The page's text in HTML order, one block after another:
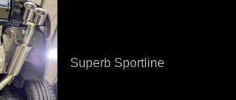
Superb Sportline